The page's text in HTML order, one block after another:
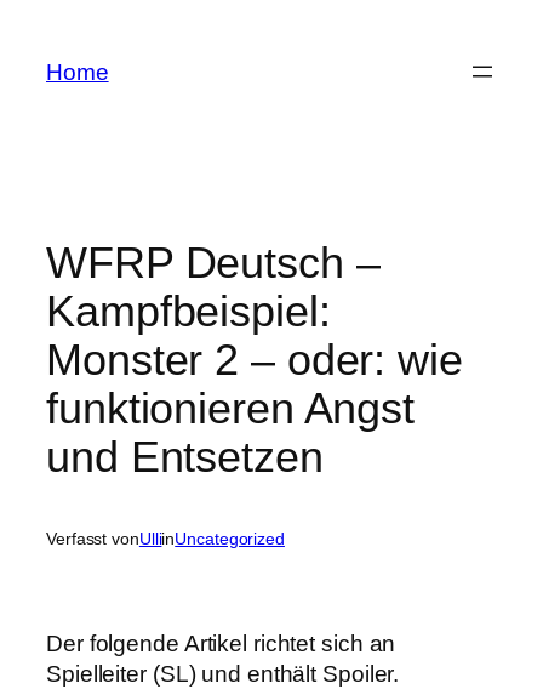
springen
Home
WFRP Deutsch –
Kampfbeispiel:
Monster 2 – oder: wie
funktionieren Angst
und Entsetzen
Verfasst vonUlliinUncategorized
Der folgende Artikel richtet sich an
Spielleiter (SL) und enthält Spoiler.